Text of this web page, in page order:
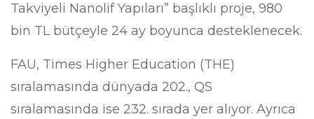
Takviyeli Nanolif Yapıları” başlıklı proje, 980
bin TL bütçeyle 24 ay boyunca desteklenecek.
FAU, Times Higher Education (THE)
sıralamasında dünyada 202., QS
sıralamasında ise 232. sırada yer alıyor. Ayrıca